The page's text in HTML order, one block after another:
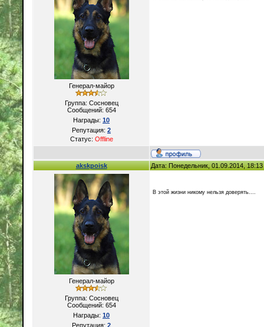
Генерал-майор
Группа: Сосновец
Сообщений: 654
Награды: 10
Репутация: 2
Статус: Offline
akskpoisk Дата: Понедельник, 01.09.2014,
Генерал-майор
Группа: Сосновец
Сообщений: 654
Награды: 10
Репутация: 2
В этой жизни никому нельзя доверять....